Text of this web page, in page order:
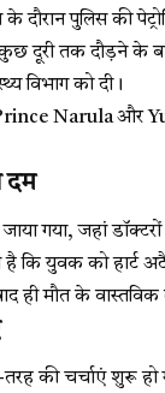
दौरान पुलिस की
दूरी तक दौड़ने के
विभाग को दी।
Narula और
दम
गया, जहां
है कि युवक को
ही मौत के
की चर्चाएं शुरू